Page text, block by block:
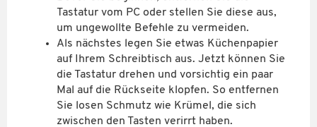
Tastatur vom PC oder stellen Sie diese aus,
um ungewollte Befehle zu vermeiden.
Als nächstes legen Sie etwas Küchenpapier
auf Ihrem Schreibtisch aus. Jetzt können Sie
die Tastatur drehen und vorsichtig ein paar
Mal auf die Rückseite klopfen. So entfernen
Sie losen Schmutz wie Krümel, die sich
zwischen den Tasten verirrt haben.